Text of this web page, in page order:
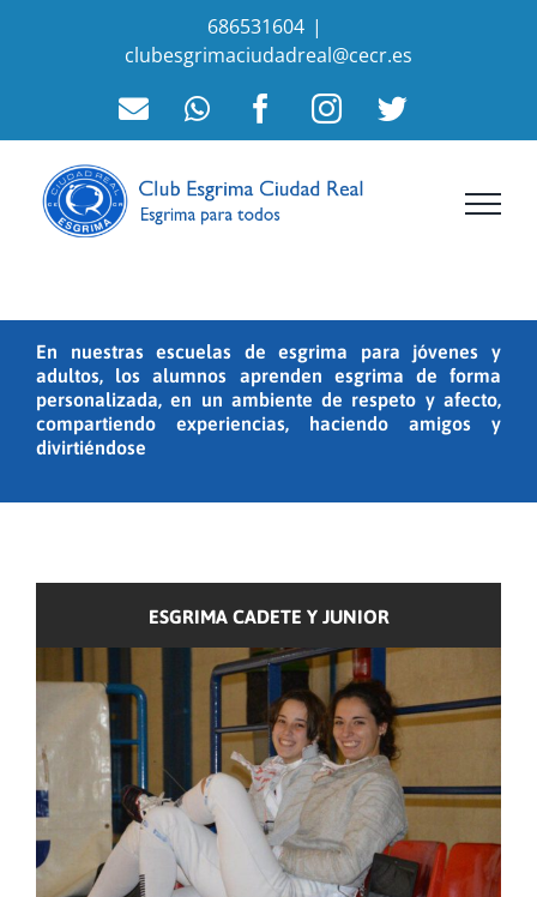
686531604 |
clubesgrimaciudadreal@cecr.es
Correo
electrónico
WhatsAppFacebookInstagram
Twitter
En nuestras escuelas de esgrima para jóvenes y
adultos, los alumnos aprenden esgrima de forma
personalizada, en un ambiente de respeto y afecto,
compartiendo experiencias, haciendo amigos y
divirtiéndose
ESGRIMA CADETE Y JUNIOR